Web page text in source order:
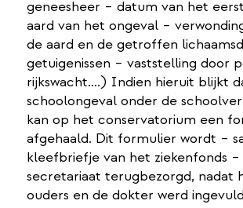
geneesheer – datum van het
aard van het ongeval –
de aard en de getroffen
getuigenissen – vaststelling door
rijkswacht….) Indien hieruit blijkt
schoolongeval onder de
kan op het conservatorium een
afgehaald. Dit formulier wordt –
kleefbriefje van het ziekenfonds –
secretariaat terugbezorgd, nadat
ouders en de dokter werd